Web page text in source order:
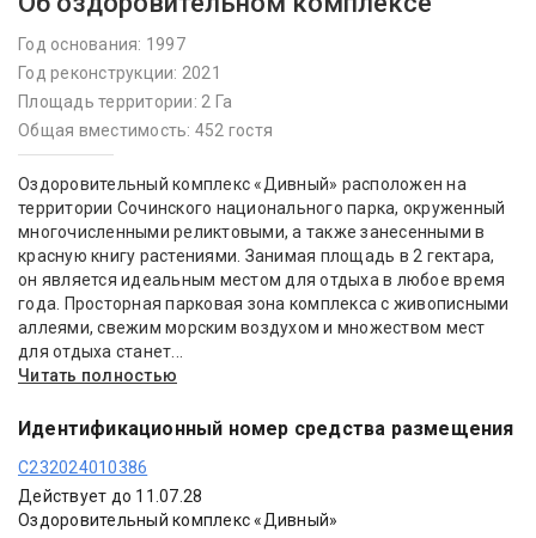
Год основания: 1997
Год реконструкции: 2021
Площадь территории: 2 Га
Общая вместимость: 452 гостя
Оздоровительный комплекс «Дивный» расположен на
территории Сочинского национального парка, окруженный
многочисленными реликтовыми, а также занесенными в
красную книгу растениями. Занимая площадь в 2 гектара,
он является идеальным местом для отдыха в любое время
года. Просторная парковая зона комплекса с живописными
аллеями, свежим морским воздухом и множеством мест
для отдыха станет...
Читать полностью
Идентификационный номер средства размещения
С232024010386
Действует до 11.07.28
Оздоровительный комплекс «Дивный»